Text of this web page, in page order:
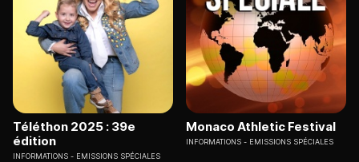
Téléthon 2025 : 39e
édition
INFORMATIONS EMISSIONS SPÉCIALES
Monaco Athletic Festival
INFORMATIONS EMISSIONS SPÉCIALES